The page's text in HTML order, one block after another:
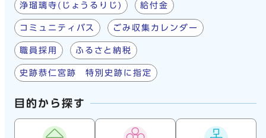
浄瑠璃寺(じょうるりじ) 給付金
コミュニティバス ごみ収集カレンダー
職員採用 ふるさと納税
史跡恭仁宮跡 特別史跡に指定
目的から探す